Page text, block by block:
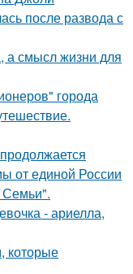
после развода с
а смысл жизни для
города
от единой России
Семьи".
- ариелла,
которые